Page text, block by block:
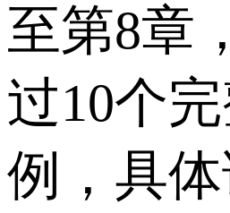
至第8章
过10个
例，具